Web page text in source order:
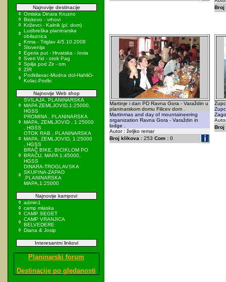
Najnovije destinacije
Omiska Dinara Kruzno
Biokovo - vrhovi
Križevci - Kalnik (pl. dom)
Ludbreška planinarska
obilaznica
Krma - Triglav 4/5.10.2008
Slovenija
Egeria put - Hrvatska - Iovia
Sveti Vid - otok Pag
Spilja pod Zir - om
ZIR
Podkilavac-Mudna dol-Hahlići-
Kolac-Podki
Najnovije Web shop
SVILAJA, PLANINARSKA
MAPA ZEMLJOVID,1:25000,
HGSS
PROMINA , PLANINARSKA
MAPA, ZEMLJOVID , 1:25000
, HGSS
OTOK RAB , PLANINARSKA
MAPA, ZEMLJOVID, 1:25000
, HGSS
BRAČ BIKE, BICIKLOM PO
BRAČU, MAPA 1:45000,
HGSS
DINARA-TROGLAVSKA
SKUPINA-ZAPAD
,PLANINARSKA
MAPA,1:25000
Najnovije kampovi
admin1
camp mlaska
CAMP SEGET
CAMP VRANJICA
BELVEDERE
Diana & Josip
Interesantni linkovi
Planinarski forum
Destinacije po gledanosti
Broj
Martinje i dan PD Ravna Gora - Varaždin u
planinarskom domu Filicev dom .
Martinmas and day of mountaineering
organization Ravna Gora - Varaždin in
lodge .
Autor : željko remar
Broj klikova :253 Com :0
Broj